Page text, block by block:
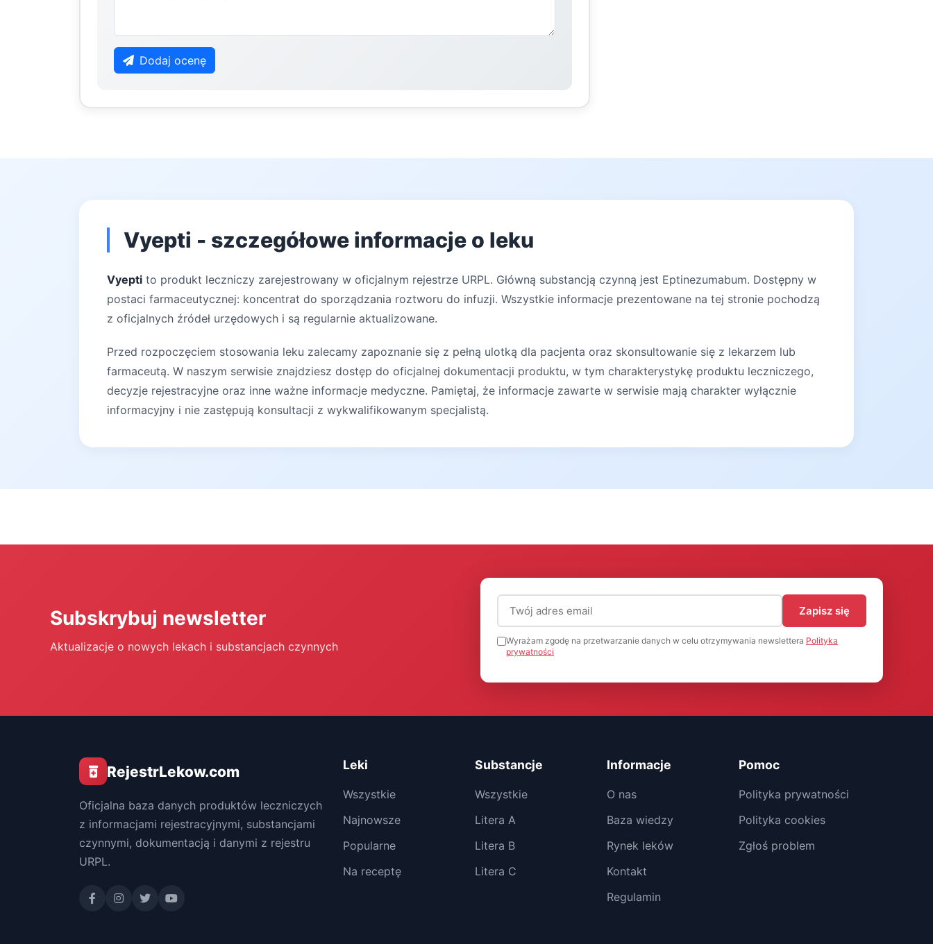
Dodaj ocenę
Vyepti - szczegółowe informacje o leku
Vyepti to produkt leczniczy zarejestrowany w oficjalnym rejestrze URPL. Główną substancją czynną jest Eptinezumabum. Dostępny w
postaci farmaceutycznej: koncentrat do sporządzania roztworu do infuzji. Wszystkie informacje prezentowane na tej stronie pochodzą
z oficjalnych źródeł urzędowych i są regularnie aktualizowane.
Przed rozpoczęciem stosowania leku zalecamy zapoznanie się z pełną ulotką dla pacjenta oraz skonsultowanie się z lekarzem lub
farmaceutą. W naszym serwisie znajdziesz dostęp do oficjalnej dokumentacji produktu, w tym charakterystykę produktu leczniczego,
decyzje rejestracyjne oraz inne ważne informacje medyczne. Pamiętaj, że informacje zawarte w serwisie mają charakter wyłącznie
informacyjny i nie zastępują konsultacji z wykwalifikowanym specjalistą.
Subskrybuj newsletter
Aktualizacje o nowych lekach i substancjach czynnych
Adres email (wymagany)
Zapisz się
Wyrażam zgodę na przetwarzanie danych w celu otrzymywania newslettera Polityka
prywatności
RejestrLekow.com
Oficjalna baza danych produktów leczniczych
z informacjami rejestracyjnymi, substancjami
czynnymi, dokumentacją i danymi z rejestru
URPL.
Leki
Wszystkie
Najnowsze
Popularne
Na receptę
Substancje
Wszystkie
Litera A
Litera B
Litera C
Informacje
O nas
Baza wiedzy
Rynek leków
Kontakt
Regulamin
Pomoc
Polityka prywatności
Polityka cookies
Zgłoś problem